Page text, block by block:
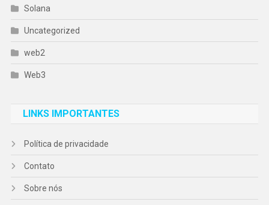
Solana
Uncategorized
web2
Web3
LINKS IMPORTANTES
Política de privacidade
Contato
Sobre nós